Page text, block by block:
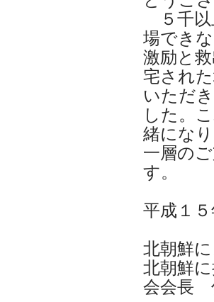
５千以
場でき
激励と
宅され
いただ
した。
緒にな
一層の
す。
平成１
北朝鮮
北朝鮮
会会長